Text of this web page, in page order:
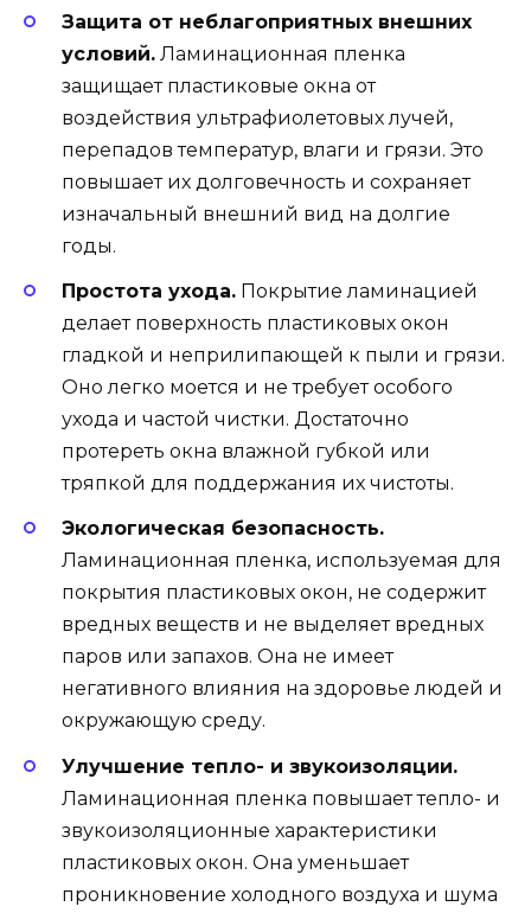
Защита от неблагоприятных внешних
условий. Ламинационная пленка
защищает пластиковые окна от
воздействия ультрафиолетовых лучей,
перепадов температур, влаги и грязи. Это
повышает их долговечность и сохраняет
изначальный внешний вид на долгие
годы.
Простота ухода. Покрытие ламинацией
делает поверхность пластиковых окон
гладкой и неприлипающей к пыли и грязи.
Оно легко моется и не требует особого
ухода и частой чистки. Достаточно
протереть окна влажной губкой или
тряпкой для поддержания их чистоты.
Экологическая безопасность.
Ламинационная пленка, используемая для
покрытия пластиковых окон, не содержит
вредных веществ и не выделяет вредных
паров или запахов. Она не имеет
негативного влияния на здоровье людей и
окружающую среду.
Улучшение тепло- и звукоизоляции.
Ламинационная пленка повышает тепло- и
звукоизоляционные характеристики
пластиковых окон. Она уменьшает
проникновение холодного воздуха и шума